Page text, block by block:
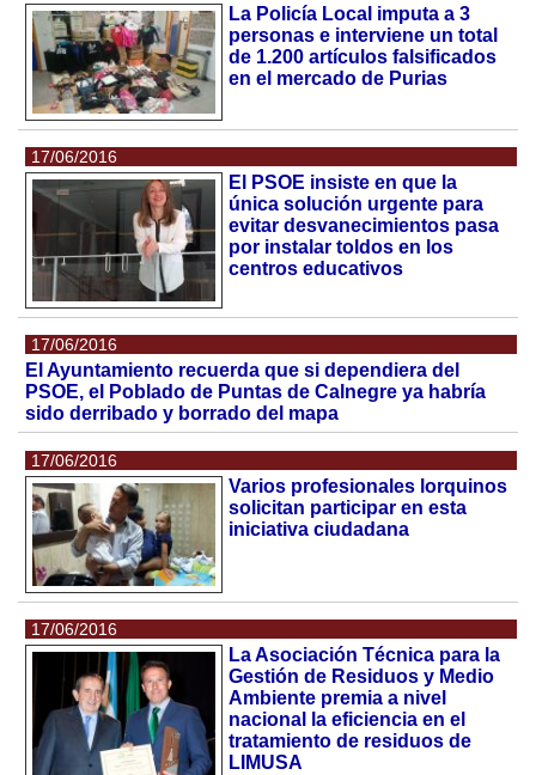
La Policía Local imputa a 3
personas e interviene un total
de 1.200 artículos falsificados
en el mercado de Purias
17/06/2016
El PSOE insiste en que la
única solución urgente para
evitar desvanecimientos pasa
por instalar toldos en los
centros educativos
17/06/2016
El Ayuntamiento recuerda que si dependiera del
PSOE, el Poblado de Puntas de Calnegre ya habría
sido derribado y borrado del mapa
17/06/2016
Varios profesionales lorquinos
solicitan participar en esta
iniciativa ciudadana
17/06/2016
La Asociación Técnica para la
Gestión de Residuos y Medio
Ambiente premia a nivel
nacional la eficiencia en el
tratamiento de residuos de
LIMUSA